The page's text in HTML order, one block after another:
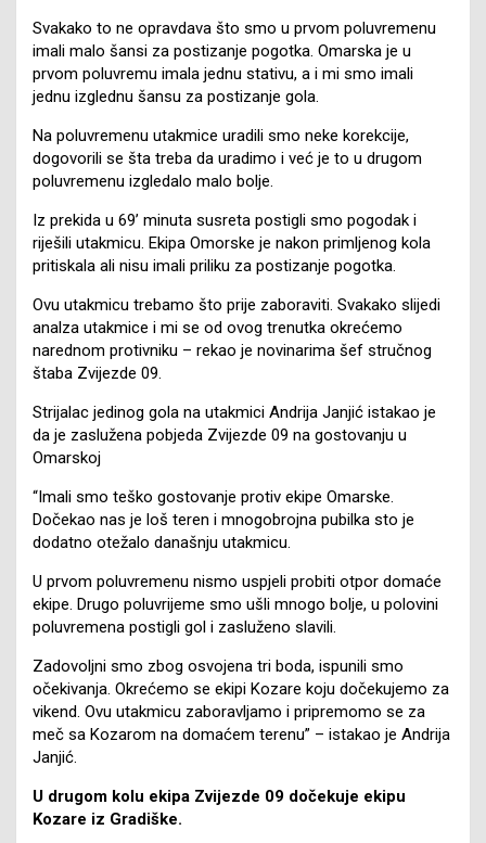
Svakako to ne opravdava što smo u prvom poluvremenu
imali malo šansi za postizanje pogotka. Omarska je u
prvom poluvremu imala jednu stativu, a i mi smo imali
jednu izglednu šansu za postizanje gola.
Na poluvremenu utakmice uradili smo neke korekcije,
dogovorili se šta treba da uradimo i već je to u drugom
poluvremenu izgledalo malo bolje.
Iz prekida u 69’ minuta susreta postigli smo pogodak i
riješili utakmicu. Ekipa Omorske je nakon primljenog kola
pritiskala ali nisu imali priliku za postizanje pogotka.
Ovu utakmicu trebamo što prije zaboraviti. Svakako slijedi
analza utakmice i mi se od ovog trenutka okrećemo
narednom protivniku – rekao je novinarima šef stručnog
štaba Zvijezde 09.
Strijalac jedinog gola na utakmici Andrija Janjić istakao je
da je zaslužena pobjeda Zvijezde 09 na gostovanju u
Omarskoj
“Imali smo teško gostovanje protiv ekipe Omarske.
Dočekao nas je loš teren i mnogobrojna pubilka sto je
dodatno otežalo današnju utakmicu.
U prvom poluvremenu nismo uspjeli probiti otpor domaće
ekipe. Drugo poluvrijeme smo ušli mnogo bolje, u polovini
poluvremena postigli gol i zasluženo slavili.
Zadovoljni smo zbog osvojena tri boda, ispunili smo
očekivanja. Okrećemo se ekipi Kozare koju dočekujemo za
vikend. Ovu utakmicu zaboravljamo i pripremomo se za
meč sa Kozarom na domaćem terenu” – istakao je Andrija
Janjić.
U drugom kolu ekipa Zvijezde 09 dočekuje ekipu
Kozare iz Gradiške.